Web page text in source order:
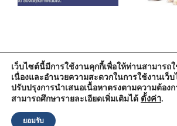
สำนักงานองค์การบริหารส่วนตำบ
หมู่ที่ 5 ตำบลวัดตูม อำเภอพระนครศรีอยุธยา จังห
13000
เว็บไซต์นี้มีการใช้งานคุกกี้เพื่อให้ท่านสามารถ
เนื่องและอำนวยความสะดวกในการใช้งานเว็
ปรับปรุงการนำเสนอเนื้อหาตรงตามความต้อง
สามารถศึกษารายละเอียดเพิ่มเติมได้ ตั้งค่า.
ยอมรับ